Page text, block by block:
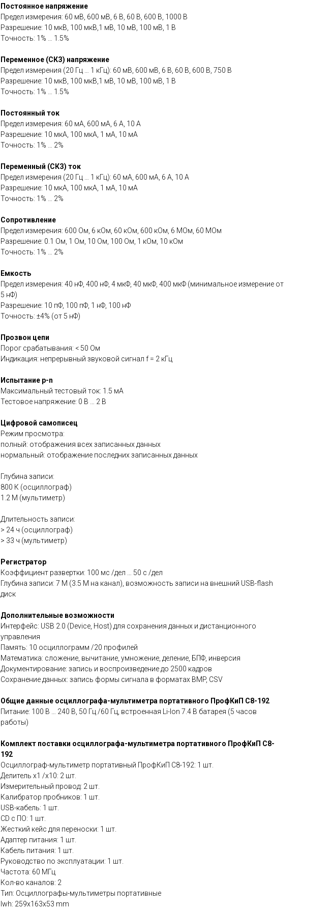
Постоянное напряжение
Предел измерения: 60 мВ, 600 мВ, 6 В, 60 В, 600 В, 1000 В
Разрешение: 10 мкВ, 100 мкВ,1 мВ, 10 мВ, 100 мВ, 1 В
Точность: 1% … 1.5%
Переменное (СКЗ) напряжение
Предел измерения (20 Гц … 1 кГц): 60 мВ, 600 мВ, 6 В, 60 В, 600 В, 750 В
Разрешение: 10 мкВ, 100 мкВ,1 мВ, 10 мВ, 100 мВ, 1 В
Точность: 1% … 1.5%
Постоянный ток
Предел измерения: 60 мА, 600 мА, 6 А, 10 А
Разрешение: 10 мкА, 100 мкА, 1 мА, 10 мА
Точность: 1% … 2%
Переменный (СКЗ) ток
Предел измерения (20 Гц … 1 кГц): 60 мА, 600 мА, 6 А, 10 А
Разрешение: 10 мкА, 100 мкА, 1 мА, 10 мА
Точность: 1% … 2%
Сопротивление
Предел измерения: 600 Ом, 6 кОм, 60 кОм, 600 кОм, 6 МОм, 60 МОм
Разрешение: 0.1 Ом, 1 Ом, 10 Ом, 100 Ом, 1 кОм, 10 кОм
Точность: 1% … 2%
Емкость
Предел измерения: 40 нФ, 400 нФ, 4 мкФ, 40 мкФ, 400 мкФ (минимальное измерение от
5 нФ)
Разрешение: 10 пФ, 100 пФ, 1 нФ, 100 нФ
Точность: ±4% (от 5 нФ)
Прозвон цепи
Порог срабатывания: < 50 Ом
Индикация: непрерывный звуковой сигнал f = 2 кГц
Испытание p-n
Максимальный тестовый ток: 1.5 мА
Тестовое напряжение: 0 В … 2 В
Цифровой самописец
Режим просмотра:
полный: отображения всех записанных данных
нормальный: отображение последних записанных данных
Глубина записи:
800 К (осциллограф)
1.2 М (мультиметр)
Длительность записи:
> 24 ч (осциллограф)
> 33 ч (мультиметр)
Регистратор
Коэффициент развертки: 100 мс /дел … 50 с /дел
Глубина записи: 7 М (3.5 М на канал), возможность записи на внешний USB-flash
диск
Дополнительные возможности
Интерфейс: USB 2.0 (Device, Host) для сохранения данных и дистанционного
управления
Память: 10 осциллограмм /20 профилей
Математика: сложение, вычитание, умножение, деление, БПФ, инверсия
Документирование: запись и воспроизведение до 2500 кадров
Сохранение данных: запись формы сигнала в форматах BMP, CSV
Общие данные осциллографа-мультиметра портативного ПрофКиП С8-192
Питание: 100 В … 240 В, 50 Гц /60 Гц, встроенная Li-Ion 7.4 В батарея (5 часов
работы)
Комплект поставки осциллографа-мультиметра портативного ПрофКиП С8-
192
Осциллограф-мультиметр портативный ПрофКиП С8-192: 1 шт.
Делитель х1 /х10: 2 шт.
Измерительный провод: 2 шт.
Калибратор пробников: 1 шт.
USB-кабель: 1 шт.
CD с ПО: 1 шт.
Жесткий кейс для переноски: 1 шт.
Адаптер питания: 1 шт.
Кабель питания: 1 шт.
Руководство по эксплуатации: 1 шт.
Частота: 60 МГц
Кол-во каналов: 2
Тип: Осциллографы-мультиметры портативные
lwh: 259x163x53 mm